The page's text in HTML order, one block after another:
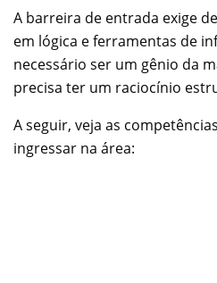
A barreira de entrada exige
em lógica e ferramentas de
necessário ser um gênio da
precisa ter um raciocínio
A seguir, veja as
ingressar na área: